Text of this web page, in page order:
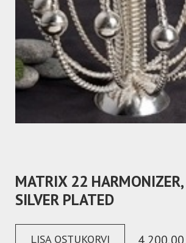
MATRIX 22 HARMONIZER,
SILVER PLATED
LISA OSTUKORVI